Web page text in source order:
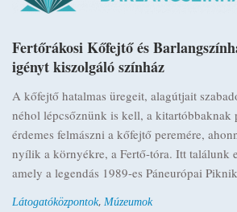
Fertőrákosi Kőfejtő és
igényt kiszolgáló színház
A kőfejtő hatalmas üregeit, alagútjait
néhol lépcsőznünk is kell, a kitartóbbaknak
érdemes felmászni a kőfejtő peremére,
nyílik a környékre, a Fertő-tóra. Itt találunk
amely a legendás 1989-es Páneurópai
Látogatóközpontok, Múzeumok